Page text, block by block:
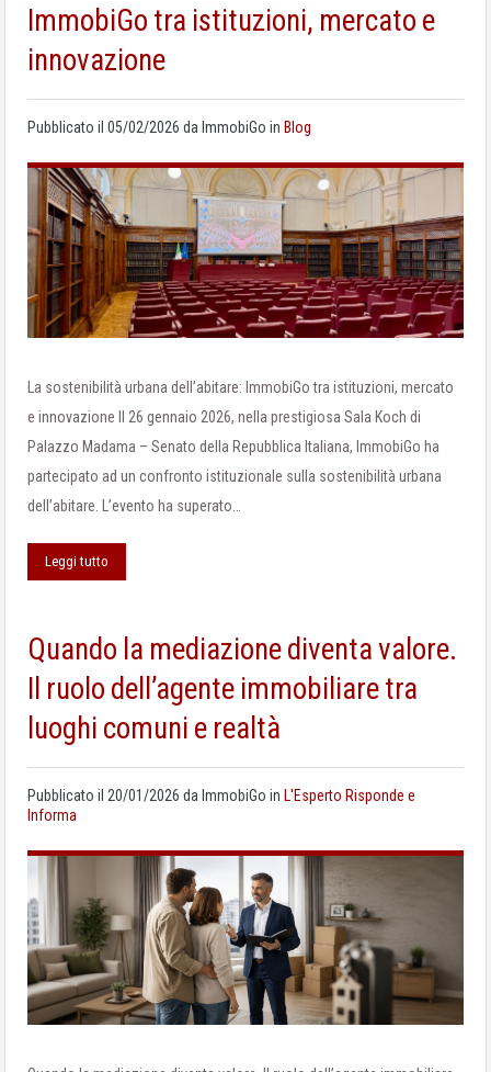
ImmobiGo tra istituzioni, mercato e
innovazione
Pubblicato il 05/02/2026 da ImmobiGo in Blog
La sostenibilità urbana dell’abitare: ImmobiGo tra istituzioni, mercato
e innovazione Il 26 gennaio 2026, nella prestigiosa Sala Koch di
Palazzo Madama – Senato della Repubblica Italiana, ImmobiGo ha
partecipato ad un confronto istituzionale sulla sostenibilità urbana
dell’abitare. L’evento ha superato…
Leggi tutto
Quando la mediazione diventa valore.
Il ruolo dell’agente immobiliare tra
luoghi comuni e realtà
Pubblicato il 20/01/2026 da ImmobiGo in L'Esperto Risponde e
Informa